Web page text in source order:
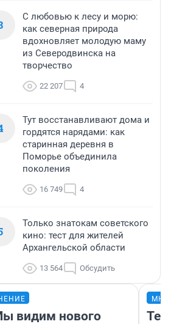
С любовью к лесу и морю:
как северная природа
вдохновляет молодую маму
из Северодвинска на
творчество
22 207 4
Тут восстанавливают дома и
гордятся нарядами: как
старинная деревня в
Поморье объединила
поколения
16 749 4
Только знатокам советского
кино: тест для жителей
Архангельской области
13 564 Обсудить
видим нового